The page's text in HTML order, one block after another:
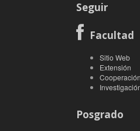
Seguir
Facultad
Sitio Web
Extensión
Posgrado